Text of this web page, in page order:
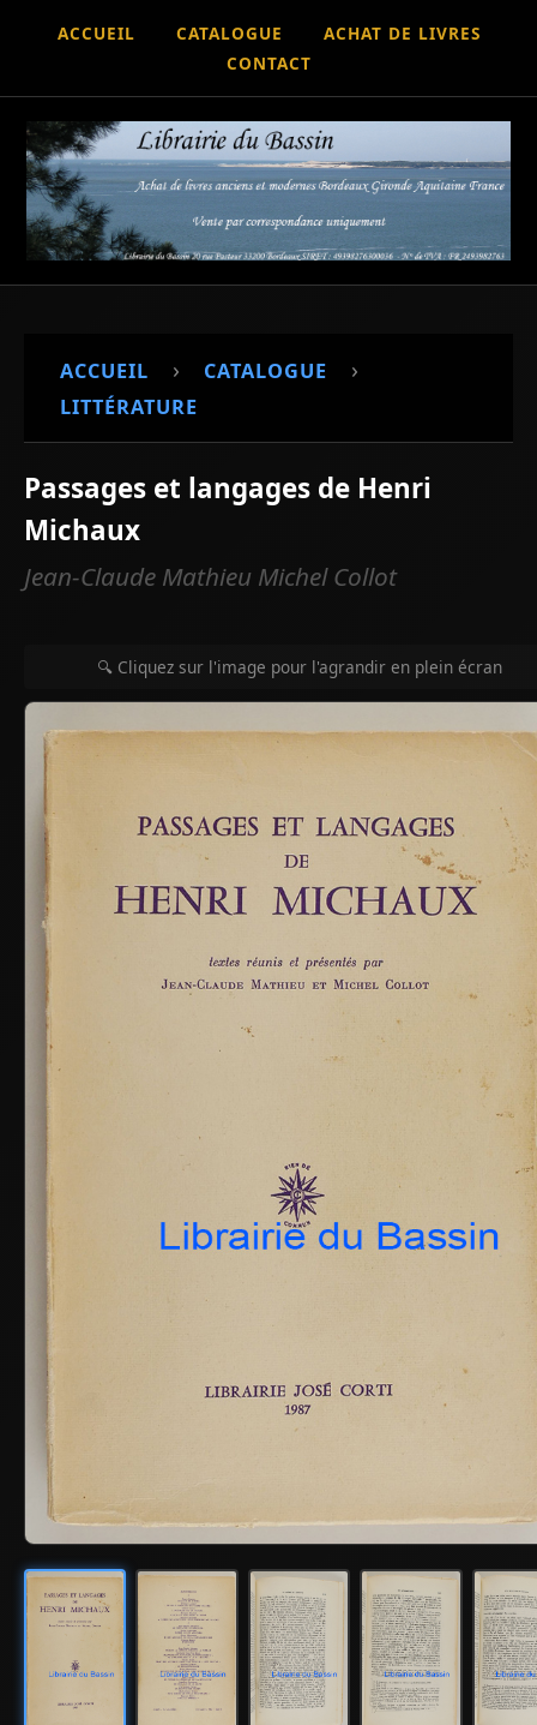
ACCUEIL CATALOGUE
ACHAT DE LIVRES
CONTACT
ACCUEIL › CATALOGUE ›
LITTÉRATURE
Passages et langages de Henri
Michaux
Jean-Claude Mathieu Michel Collot
🔍 Cliquez sur l'image pour l'agrandir en plein écran